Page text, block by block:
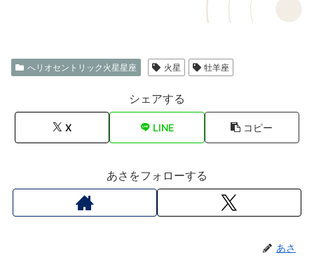
へリオセントリック火星星座 火星 牡羊座
シェアする
X LINE コピー
あさをフォローする
あさ